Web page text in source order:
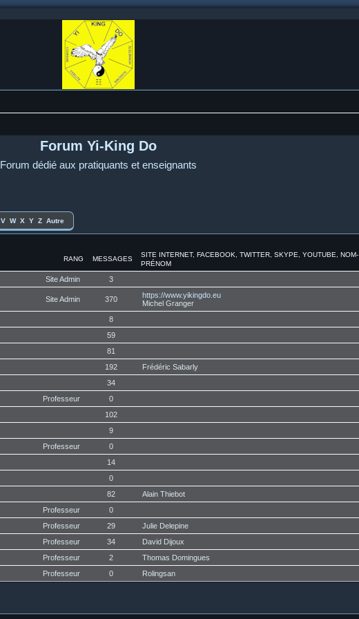
Forum Yi-King Do
Forum dédié aux pratiquants et enseignants
V W X Y Z Autre
RANG MESSAGES
SITE INTERNET, FACEBOOK, TWITTER, SKYPE, YOUTUBE, NOM-
PRÉNOM
Site Admin 3
Site Admin 370
https://www.yikingdo.eu
Michel Granger
8
59
81
192 Frédéric Sabarly
34
Professeur
0
102
9
Professeur
0
14
0
82 Alain Thiebot
Professeur
0
Professeur
29 Julie Delepine
Professeur
34 David Dijoux
Professeur
2 Thomas Domingues
Professeur
0 Rolingsan